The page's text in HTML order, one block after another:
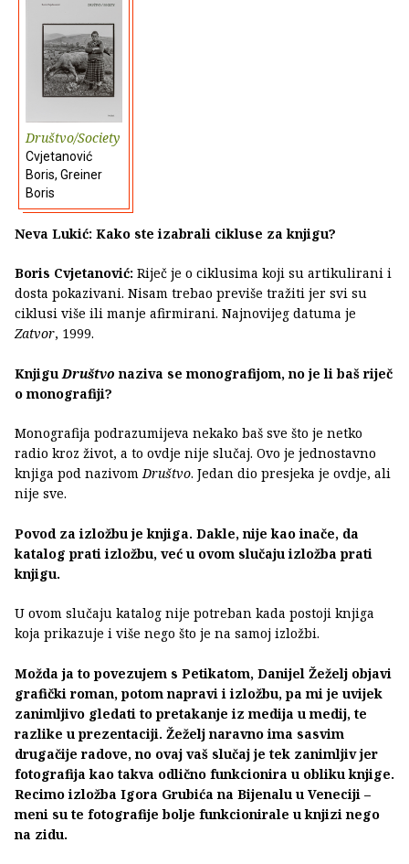
Društvo/Society
Cvjetanović
Boris, Greiner
Boris
Neva Lukić: Kako ste izabrali cikluse za knjigu?
Boris Cvjetanović: Riječ je o ciklusima koji su artikulirani i
dosta pokazivani. Nisam trebao previše tražiti jer svi su
ciklusi više ili manje afirmirani. Najnovijeg datuma je
Zatvor, 1999.
KnjiguDruštvonaziva se monografijom, no je li baš riječ
o monografiji?
Monografija podrazumijeva nekako baš sve što je netko
radio kroz život, a to ovdje nije slučaj. Ovo je jednostavno
knjiga pod nazivomDruštvo. Jedan dio presjeka je ovdje, ali
nije sve.
Povod za izložbu je knjiga. Dakle, nije kao inače, da
katalog prati izložbu, već u ovom slučaju izložba prati
knjigu.
U ovom slučaju katalog nije potreban kada postoji knjiga
koja prikazuje i više nego što je na samoj izložbi.
Možda ja to povezujem s Petikatom, Danijel Žeželj objavi
grafički roman, potom napravi i izložbu, pa mi je uvijek
zanimljivo gledati to pretakanje iz medija u medij, te
razlike u prezentaciji. Žeželj naravno ima sasvim
drugačije radove, no ovaj vaš slučaj je tek zanimljiv jer
fotografija kao takva odlično funkcionira u obliku knjige.
Recimo izložba Igora Grubića na Bijenalu u Veneciji –
meni su te fotografije bolje funkcionirale u knjizi nego
na zidu.